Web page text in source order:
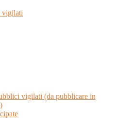
vigilati
vigilati (da pubblicare in